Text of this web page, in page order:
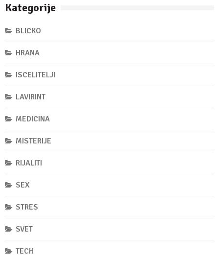
Kategorije
BLICKO
HRANA
ISCELITELJI
LAVIRINT
MEDICINA
MISTERIJE
RIJALITI
SEX
STRES
SVET
TECH